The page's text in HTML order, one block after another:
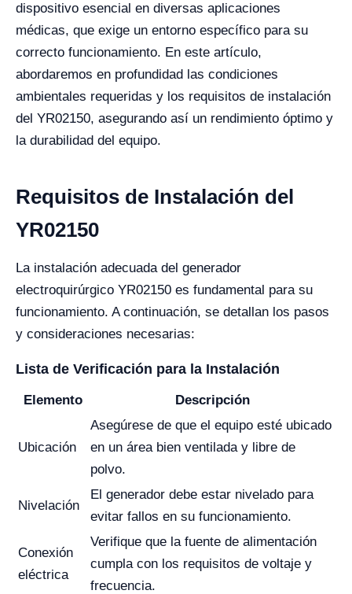
dispositivo esencial en diversas aplicaciones
médicas, que exige un entorno específico para su
correcto funcionamiento. En este artículo,
abordaremos en profundidad las condiciones
ambientales requeridas y los requisitos de instalación
del YR02150, asegurando así un rendimiento óptimo y
la durabilidad del equipo.
Requisitos de Instalación del
YR02150
La instalación adecuada del generador
electroquirúrgico YR02150 es fundamental para su
funcionamiento. A continuación, se detallan los pasos
y consideraciones necesarias:
Lista de Verificación para la Instalación
Elemento Descripción
Ubicación
Asegúrese de que el equipo esté ubicado
en un área bien ventilada y libre de
polvo.
Nivelación
El generador debe estar nivelado para
evitar fallos en su funcionamiento.
Conexión
eléctrica
Verifique que la fuente de alimentación
cumpla con los requisitos de voltaje y
frecuencia.